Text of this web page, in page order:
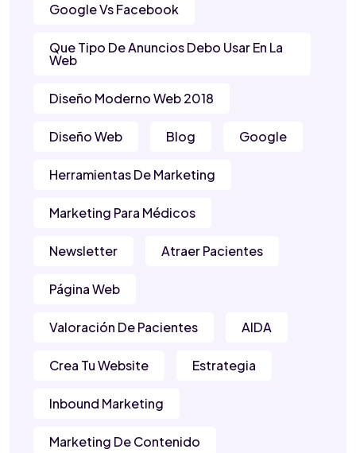
Google Vs Facebook
Que Tipo De Anuncios Debo Usar En La
Web
Diseño Moderno Web 2018
Diseño Web Blog Google
Herramientas De Marketing
Marketing Para Médicos
Newsletter Atraer Pacientes
Página Web
Valoración De Pacientes AIDA
Crea Tu Website Estrategia
Inbound Marketing
Marketing De Contenido